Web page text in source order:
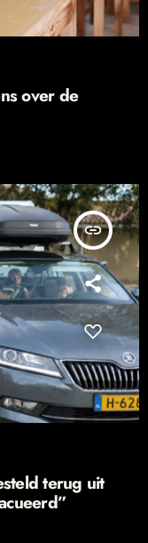
over de
insert_link
terug uit